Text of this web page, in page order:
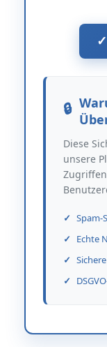
✓
Diese
unsere
Spam-
Echte